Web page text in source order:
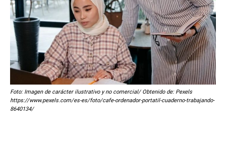
Foto: Imagen de carácter ilustrativo y no comercial/ Obtenido de: Pexels
https://www.pexels.com/es-es/foto/cafe-ordenador-portatil-cuaderno-trabajando-
8640134/